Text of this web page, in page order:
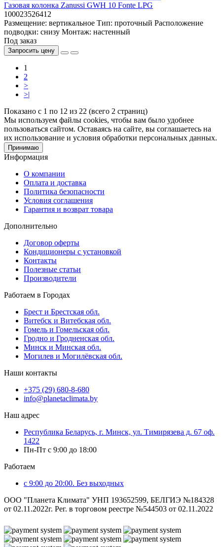
Газовая колонка Zanussi GWH 10 Fonte LPG
100023526412
Размещение: вертикальное Тип: проточный Расположение
подводки: снизу Монтаж: настенный
Под заказ
Запросить цену
1
2
>
>|
Показано с 1 по 12 из 22 (всего 2 страниц)
Мы используем файлы cookies, чтобы вам было удобнее
пользоваться сайтом. Оставаясь на сайте, вы соглашаетесь на
их использование и условия обработки персональных данных.
Принимаю
Информация
О компании
Оплата и доставка
Политика безопасности
Условия соглашения
Гарантия и возврат товара
Дополнительно
Договор оферты
Кондиционеры с установкой
Контакты
Полезные статьи
Производители
Работаем в Городах
Брест и Брестская обл.
Витебск и Витебская обл.
Гомель и Гомельская обл.
Гродно и Гродненская обл.
Минск и Минская обл.
Могилев и Могилёвская обл.
Наши контакты
+375 (29) 680-8-680
info@planetaclimata.by
Наш адрес
Республика Беларусь, г. Минск, ул. Тимирязева д. 67 оф.
1422
Пн-Пт с 9:00 до 18:00
Работаем
с 9:00 до 20:00. Без выходных
ООО "Планета Климата" УНП 193652599, БЕЛГИЭ №184328
от 02.11.2022г. Рег. в торговом реестре №544503 от 02.11.2022